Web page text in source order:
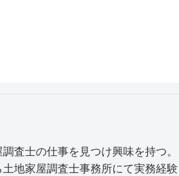
査士の仕事を見つけ興味を持つ
地家屋調査士事務所にて実務経験